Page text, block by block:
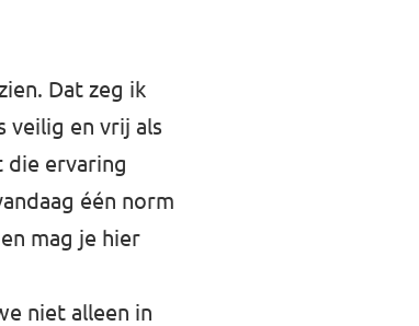
Dat zeg ik
veilig en vrij als
die ervaring
één norm
mag je hier
niet alleen in